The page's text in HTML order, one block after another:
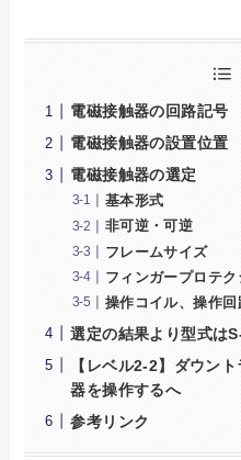
電磁接触器の回路記号
電磁接触器の設置位置
電磁接触器の選定
基本形式
非可逆・可逆
フレームサイズ
フィンガープロテク
操作コイル、操作
選定の結果より型式は
【レベル2-2】ダウン
器を操作するへ
参考リンク